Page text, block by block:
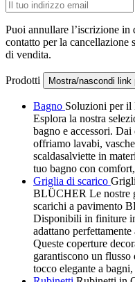
Puoi annullare l’iscrizione
contatto per la
di vendita.
Prodotti Mostra/nascondi link
Bagno Soluzioni per il
Esplora la nostra
bagno e accessori.
offriamo lavabi,
scaldasalviette in
tuo bagno con
Griglia di scarico
BLÜCHER Le nostre
scarichi a pavimento
Disponibili in finiture
adattano
Queste coperture
garantiscono un
tocco elegante a